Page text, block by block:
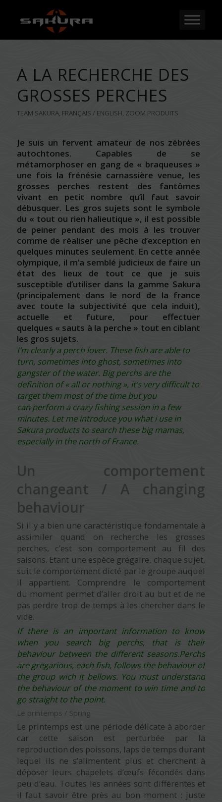
A LA RECHERCHE DES
GROSSES PERCHES
TEAM SAKURA, FRANÇAIS / ENGLISH, ZOOM PRODUITS
Je suis un fervent amateur de nos zébrées
autochtones. Capables de se
métamorphoser en gang de « braqueuses »
une fois la frénésie carnassière venue, les
grosses perches restent des fantômes
vivant en petit nombre qu’il faut savoir
débusquer. Les gros sujets sont le symbole
du « tout ou rien halieutique », il est possible
de peiner pendant des mois à les trouver
comme de réaliser une pêche d’exception en
quelques minutes seulement. En cette année
olympique, il m’a semblé judicieux de faire un
état des lieux de tout ce que je suis
susceptible d’utiliser dans la gamme Sakura
(principalement dans le nord de la france
avec toute la subjectivité que cela induit),
actuelle et future, pour effectuer
quelques « sauts à la perche » tout en ciblant
les gros sujets.
I’m clearly a perch lover. These fish are able to
turn, sometimes into ghost, sometimes into
gangster of the water. Big perchs are the
definition of « all or nothing », it’s very difficult to
target them most of the time but you
can perform a crazy fishing session in a few
minutes. Let me introduce you what i use in
Sakura products to search these big mamas,
especially in the north of France.
Un comportement
changeant / A changing
behaviour
Si il y a bien une caractéristique fondamentale à
assimiler quand on recherche les grosses
perches, c’est son comportement au fil des
saisons. Etant une espèce grégaire, chaque sujet,
suit le comportement dicté par le groupe auquel
il appartient. Comprendre le comportement
du moment permet d’aller droit au but et de ne
pas perdre trop de temps à les chercher dans le
vide.
If there is an important information to know
when you search big perchs, that is their
behaviour between the different seasons.Perchs
are gregarious, each fish, follows the behaviour of
the group wich it bellows. You must understand
the behaviour of the moment to win time and to
go straight to the point.
Le printemps / Spring
Le printemps est une période délicate à aborder
car cette saison est perturbée par la
reproduction des poissons, laps de temps durant
lequel ils ne s’alimentent plus et cherchent à
déposer leurs chapelets d’œufs fécondés dans
peu d’eau. Toutes les années sont différentes et
il faut savoir être près au bon moment : juste